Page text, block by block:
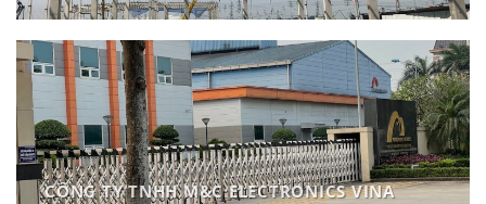
CÔNG TY TNHH M&C ELECTRONICS VINA